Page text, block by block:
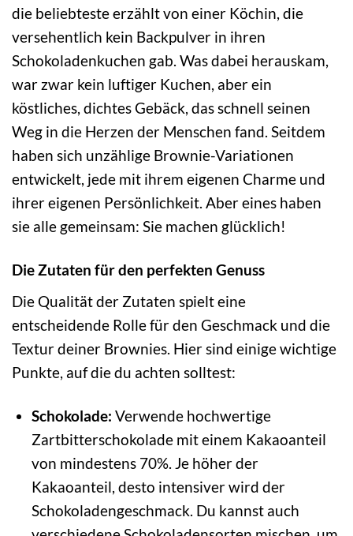
die beliebteste erzählt von einer Köchin, die
versehentlich kein Backpulver in ihren
Schokoladenkuchen gab. Was dabei herauskam,
war zwar kein luftiger Kuchen, aber ein
köstliches, dichtes Gebäck, das schnell seinen
Weg in die Herzen der Menschen fand. Seitdem
haben sich unzählige Brownie-Variationen
entwickelt, jede mit ihrem eigenen Charme und
ihrer eigenen Persönlichkeit. Aber eines haben
sie alle gemeinsam: Sie machen glücklich!
Die Zutaten für den perfekten Genuss
Die Qualität der Zutaten spielt eine
entscheidende Rolle für den Geschmack und die
Textur deiner Brownies. Hier sind einige wichtige
Punkte, auf die du achten solltest:
Schokolade: Verwende hochwertige
Zartbitterschokolade mit einem Kakaoanteil
von mindestens 70%. Je höher der
Kakaoanteil, desto intensiver wird der
Schokoladengeschmack. Du kannst auch